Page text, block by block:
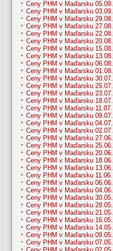
Ceny PHM v Maďarsku 05.09.
Ceny PHM v Maďarsku 03.09.
Ceny PHM v Maďarsku 29.08.
Ceny PHM v Maďarsku 27.08.
Ceny PHM v Maďarsku 22.08.
Ceny PHM v Maďarsku 20.08.
Ceny PHM v Maďarsku 15.08.
Ceny PHM v Maďarsku 13.08.
Ceny PHM v Maďarsku 06.08.
Ceny PHM v Maďarsku 01.08.
Ceny PHM v Maďarsku 30.07.
Ceny PHM v Maďarsku 25.07.
Ceny PHM v Maďarsku 23.07.
Ceny PHM v Maďarsku 18.07.
Ceny PHM v Maďarsku 11.07.
Ceny PHM v Maďarsku 09.07.
Ceny PHM v Maďarsku 04.07.
Ceny PHM v Maďarsku 02.07.
Ceny PHM v Maďarsku 27.06.
Ceny PHM v Maďarsku 25.06.
Ceny PHM v Maďarsku 20.06.
Ceny PHM v Maďarsku 18.06.
Ceny PHM v Maďarsku 13.06.
Ceny PHM v Maďarsku 11.06.
Ceny PHM v Maďarsku 06.06.
Ceny PHM v Maďarsku 04.06.
Ceny PHM v Maďarsku 30.05.
Ceny PHM v Maďarsku 28.05.
Ceny PHM v Maďarsku 21.05.
Ceny PHM v Maďarsku 16.05.
Ceny PHM v Maďarsku 14.05.
Ceny PHM v Maďarsku 09.05.
Ceny PHM v Maďarsku 07.05.